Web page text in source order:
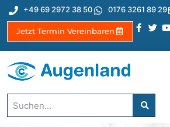
+49 69 2972 38 50 0176 3261 89 29
Jetzt Termin Vereinbaren